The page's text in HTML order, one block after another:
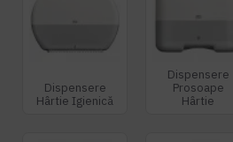
Dispensere
Hârtie Igienică
Dispensere
Prosoape
Hârtie